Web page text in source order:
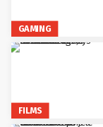
GAMING
FILMS